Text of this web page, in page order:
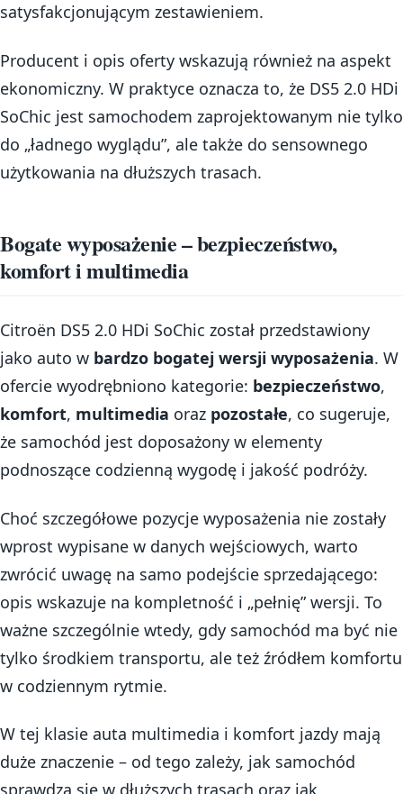
satysfakcjonującym zestawieniem.
Producent i opis oferty wskazują również na aspekt
ekonomiczny. W praktyce oznacza to, że DS5 2.0 HDi
SoChic jest samochodem zaprojektowanym nie tylko
do „ładnego wyglądu”, ale także do sensownego
użytkowania na dłuższych trasach.
Bogate wyposażenie – bezpieczeństwo,
komfort i multimedia
Citroën DS5 2.0 HDi SoChic został przedstawiony
jako auto w bardzo bogatej wersji wyposażenia. W
ofercie wyodrębniono kategorie: bezpieczeństwo,
komfort, multimedia oraz pozostałe, co sugeruje,
że samochód jest doposażony w elementy
podnoszące codzienną wygodę i jakość podróży.
Choć szczegółowe pozycje wyposażenia nie zostały
wprost wypisane w danych wejściowych, warto
zwrócić uwagę na samo podejście sprzedającego:
opis wskazuje na kompletność i „pełnię” wersji. To
ważne szczególnie wtedy, gdy samochód ma być nie
tylko środkiem transportu, ale też źródłem komfortu
w codziennym rytmie.
W tej klasie auta multimedia i komfort jazdy mają
duże znaczenie – od tego zależy, jak samochód